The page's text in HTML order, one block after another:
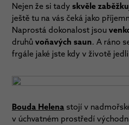
Nejen že si tady skvěle
ještě tu na vás čeká jako
Naprostá dokonalost jsou
druhů voňavých saun. A ráno
frgále jaké jste kdy v životě
Bouda Helena stojí v
v úchvatném prostředí